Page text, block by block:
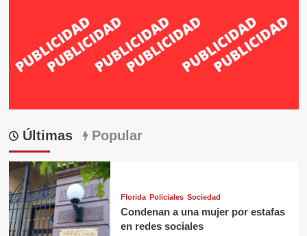
Últimas Popular
Florida Policiales Sociedad
Condenan a una mujer por estafas
en redes sociales